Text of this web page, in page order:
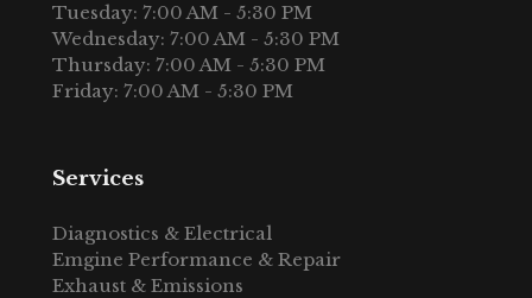
Tuesday: 7:00 AM - 5:30 PM
Wednesday: 7:00 AM - 5:30 PM
Thursday: 7:00 AM - 5:30 PM
Friday: 7:00 AM - 5:30 PM
Services
Diagnostics & Electrical
Emgine Performance & Repair
Exhaust & Emissions